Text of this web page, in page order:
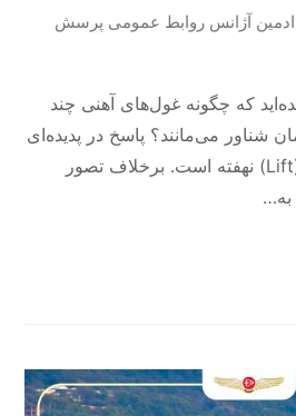
ادمین آژانس روابط عمومی پرسش
که چگونه غول‌های آهنی چند
شناور می‌مانند؟ پاسخ در پدیده‌ای
به نام نیروی برآ یا لفت (Lift) نهفته است. برخلاف تصور
به…